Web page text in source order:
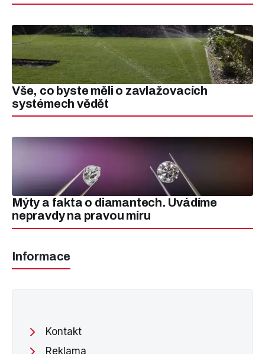
Vše, co byste měli o zavlažovacích
systémech vědět
Mýty a fakta o diamantech. Uvádíme
nepravdy na pravou míru
Informace
Kontakt
Reklama